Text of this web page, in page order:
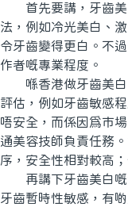
首先要講，牙齒美
法，例如冷光美白、
令牙齒變得更白。不
作者嘅專業程度。
喺香港做牙齒美白
評估，例如牙齒敏感
唔安全，而係因爲市
通美容技師負責任務
序，安全性相對較高
再講下牙齒美白嘅
牙齒暫時性敏感，有